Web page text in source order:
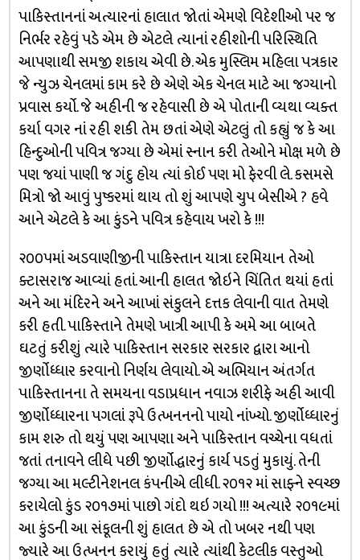
પાકિસ્તાનનાં અત્યારનાં હાલાત જોતાં એમણે વિદેશીઓ પર જ
નિર્ભર રહેવું પડે એમ છે એટલે ત્યાનાં રહીશોની પરિસ્થિતિ
આપણાથી સમજી શકાય એવી છે. એક મુસ્લિમ મહિલા પત્રકાર
જે ન્યુઝ ચેનલમાં કામ કરે છે એણે એક ચેનલ માટે આ જગ્યાનો
પ્રવાસ કર્યો. જે અહીની જ રહેવાસી છે એ પોતાની વ્યથા વ્યક્ત
કર્યા વગર નાં રહી શકી તેમ છતાં એણે એટલું તો કહ્યું જ કે આ
હિન્દુઓની પવિત્ર જગ્યા છે એમાં સ્નાન કરી તેઓને મોક્ષ મળે છે
પણ જયાં પાણી જ ગંદુ હોય ત્યાં કોઈ પણ મો ફેરવી લે. કસમસે
મિત્રો જો આવું પુષ્કરમાં થાય તો શું આપણે ચુપ બેસીએ ? હવે
આને એટલે કે આ કુંડને પવિત્ર કહેવાય ખરો કે !!!
૨૦૦૫માં અડવાણીજીની પાકિસ્તાન યાત્રા દરમિયાન તેઓ
ક્ટાસરાજ આવ્યાં હતાં. આની હાલત જોઇને ચિંતિત થયાં હતાં
અને આ મંદિરને અને આખાં સંકુલને દત્તક લેવાની વાત તેમણે
કરી હતી. પાકિસ્તાને તેમણે ખાત્રી આપી કે અમે આ બાબતે
ઘટતું કરીશું ત્યારે પાકિસ્તાન સરકાર સરકાર દ્વારા આનો
જીર્ણોધ્ધાર કરવાનો નિર્ણય લેવાયો. એ અભિયાન અંતર્ગત
પાકિસ્તાનના તે સમયના વડાપ્રધાન નવાઝ શરીફે અહી આવી
જીર્ણોધ્ધારના પગલાં રૂપે ઉત્ખનનનો પાયો નાંખ્યો. જીર્ણોધ્ધારનું
કામ શરુ તો થયું પણ આપણા અને પાકિસ્તાન વચ્ચેના વધતાં
જતાં તનાવને લીધે પછી જીર્ણોદ્ધારનું કાર્ય પડતું મુકાયું. તેની
જગ્યા આ મલ્ટીનેશનલ કંપનીએ લીધી. ૨૦૧૨ માં સાફ્ને સ્વચ્છ
કરાયેલો કુંડ ૨૦૧૭માં પાછો ગંદો થઇ ગયો !!! અત્યારે ૨૦૧૯માં
આ કુંડની આ સંકૂલની શું હાલત છે એ તો ખબર નથી પણ
જ્યારે આ ઉત્ખનન કરાયું હતું ત્યારે ત્યાંથી કેટલીક વસ્તુઓ